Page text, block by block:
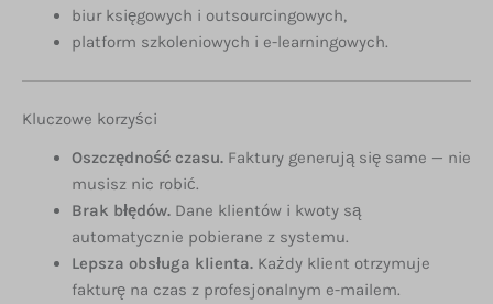
biur księgowych i outsourcingowych,
platform szkoleniowych i e-learningowych.
Kluczowe korzyści
Oszczędność czasu. Faktury generują się same — nie
musisz nic robić.
Brak błędów. Dane klientów i kwoty są
automatycznie pobierane z systemu.
Lepsza obsługa klienta. Każdy klient otrzymuje
fakturę na czas z profesjonalnym e-mailem.